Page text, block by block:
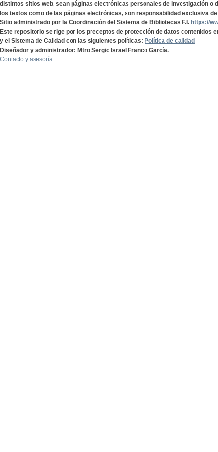
distintos sitios web, sean páginas electrónicas personales de investigación o
los textos como de las páginas electrónicas, son responsabilidad exclusiva
Sitio administrado por la Coordinación del Sistema de Bibliotecas F.I. https://
Este repositorio se rige por los preceptos de protección de datos contenidos
y el Sistema de Calidad con las siguientes políticas: Política de calidad
Diseñador y administrador: Mtro Sergio Israel Franco García.
Contacto y asesoría